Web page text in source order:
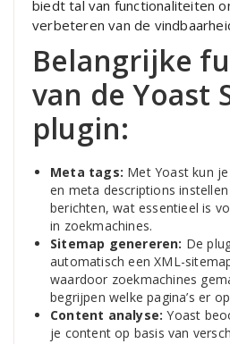
biedt tal van functionaliteiten
verbeteren van de
Belangrijke
van de Yoast
plugin:
Meta tags: Met Yoast kun
en meta descriptions instellen
berichten, wat essentieel is
in zoekmachines.
Sitemap genereren: De
automatisch een XML-
waardoor zoekmachines
begrijpen welke pagina’s er
Content analyse: Yoast
je content op basis van